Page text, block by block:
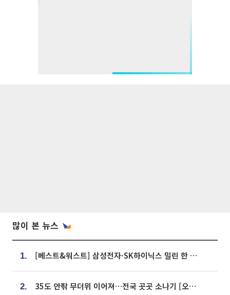
많이 본 뉴스
1. [베스트&워스트] 삼성전자·SK하이닉스 밀린 한 주…상상인증권은 85% 급등
2. 35도 안팎 무더위 이어져…전국 곳곳 소나기 [오늘 날씨]